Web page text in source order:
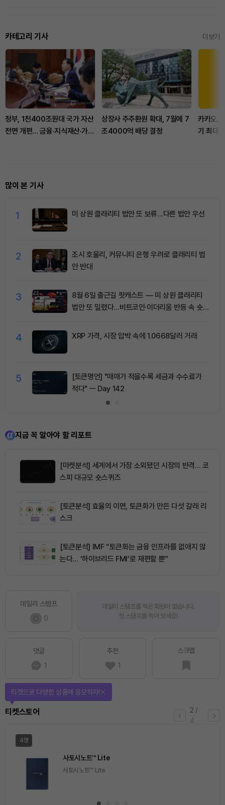
카테고리 기사 더보기
정부, 1천400조원대 국가 자산
전면 개편… 금융·지식재산·가상
상장사 주주환원 확대, 7월에 7
조4000억 배당 결정
카카오,
기 최대
많이 본 기사
1 미 상원 클래리티 법안 또 보류…다른 법안 우선
2
조시 호울리, 커뮤니티 은행 우려로 클래리티 법
안 반대
3
8월 6일 출근길 팟캐스트 — 미 상원 클래리티
법안 또 밀렸다…비트코인·이더리움 반등 속 숏
4 XRP 가격, 시장 압박 속에 1.0668달러 거래
5
[토큰명언] "매매가 적을수록 세금과 수수료가
적다" ㅡ Day 142
지금 꼭 알아야 할 리포트
[마켓분석] 세계에서 가장 소외됐던 시장의 반격… 코
스피 대규모 숏스퀴즈
[토큰분석] 효율의 이면, 토큰화가 만든 다섯 갈래 리
스크
[토큰분석] IMF “토큰화는 금융 인프라를 없애지 않
는다… ‘하이브리드 FMI’로 재편할 뿐”
데일리 스탬프
0
데일리 스탬프를 찍은 회원이 없습니다.
첫 스탬프를 찍어 보세요!
댓글
1
추천
1
스크랩
2 /
4
티켓스토어
티켓으로 다양한 상품에 응모하자!
4명
사토시노트™ Lite
사토시노트™ Lite